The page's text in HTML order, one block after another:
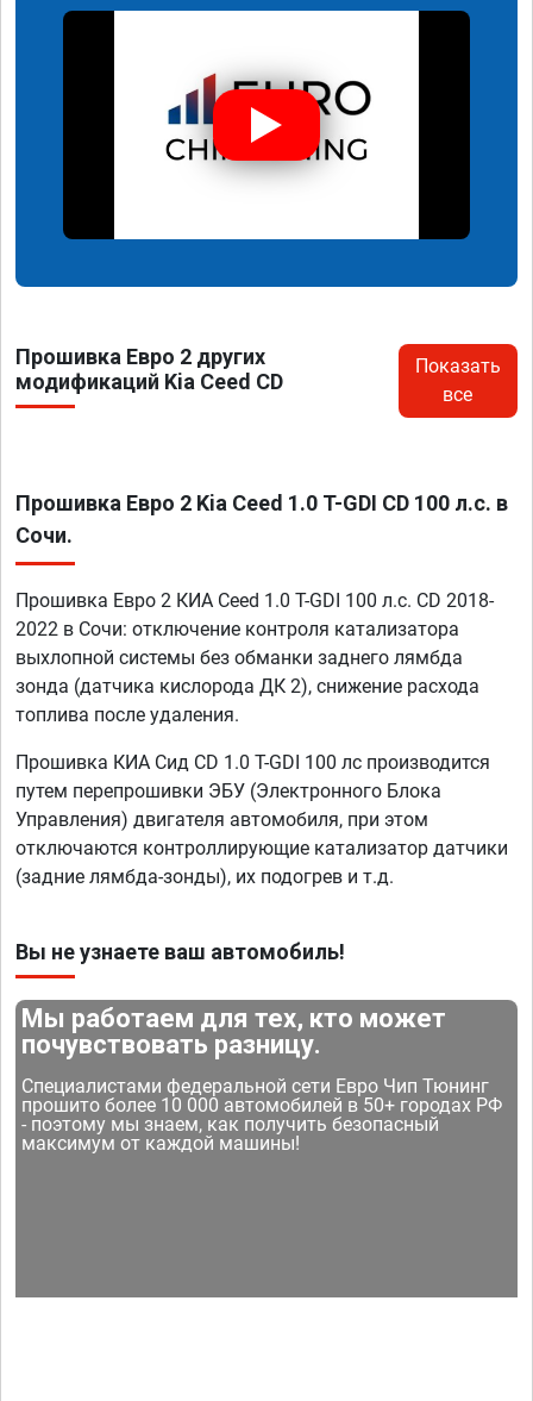
Прошивка Евро 2 других
модификаций Kia Ceed CD
Показать
все
Прошивка Евро 2 Kia Ceed 1.0 T-GDI CD 100 л.с. в
Сочи.
Прошивка Евро 2 КИА Ceed 1.0 T-GDI 100 л.с. CD 2018-
2022 в Сочи: отключение контроля катализатора
выхлопной системы без обманки заднего лямбда
зонда (датчика кислорода ДК 2), снижение расхода
топлива после удаления.
Прошивка КИА Сид CD 1.0 T-GDI 100 лс производится
путем перепрошивки ЭБУ (Электронного Блока
Управления) двигателя автомобиля, при этом
отключаются контроллирующие катализатор датчики
(задние лямбда-зонды), их подогрев и т.д.
Вы не узнаете ваш автомобиль!
Мы работаем для тех, кто может
почувствовать разницу.
Специалистами федеральной сети Евро Чип Тюнинг
прошито более 10 000 автомобилей в 50+ городах РФ
- поэтому мы знаем, как получить безопасный
максимум от каждой машины!